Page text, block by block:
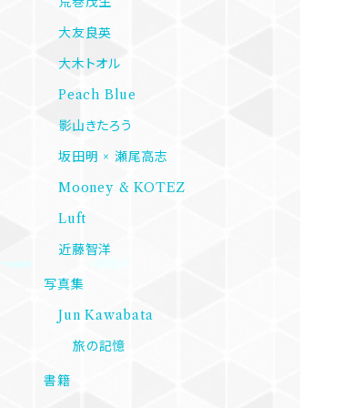
大友良英
大木トオル
Peach Blue
影山きたろう
坂田明 × 瀬尾高志
Mooney & KOTEZ
Luft
近藤智洋
写真集
Jun Kawabata
旅の記憶
書籍